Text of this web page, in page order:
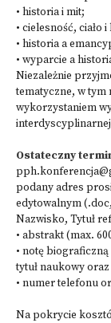
• historia i mit;
• cielesność, ciało
• historia a
• wyparcie a
Niezależnie
tematyczne, w tym
wykorzystaniem
Ostateczny
podany adres
edytowalnym
Nazwisko, Tytuł
• abstrakt (max.
• notę
tytuł naukowy
• numer telefonu
Na pokrycie